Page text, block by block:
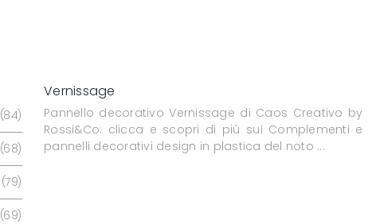
Vernissage
Pannello decorativo Vernissage di Caos Creativo by
Rossi&Co: clicca e scopri di più sui Complementi e
pannelli decorativi design in plastica del noto ...
84
68
79
69